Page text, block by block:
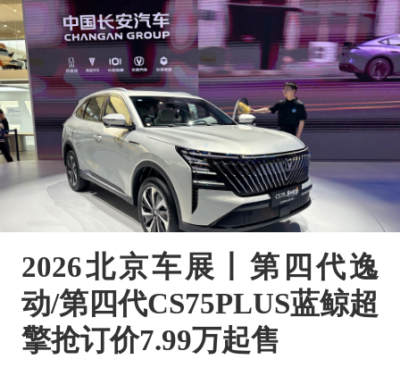
2026北京车展丨第四代逸
动/第四代CS75PLUS蓝鲸超
擎抢订价7.99万起售